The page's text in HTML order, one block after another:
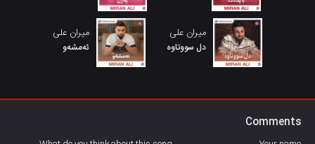
میران علی
دل سووتاوه
میران علی
ئەمشەو
Comments